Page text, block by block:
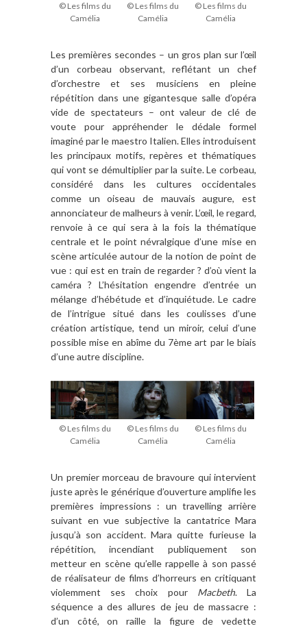
© Les films du
Camélia
© Les films du
Camélia
© Les films du
Camélia
Les premières secondes – un gros plan sur l’œil
d’un corbeau observant, reflétant un chef
d’orchestre et ses musiciens en pleine
répétition dans une gigantesque salle d’opéra
vide de spectateurs – ont valeur de clé de
voute pour appréhender le dédale formel
imaginé par le maestro Italien. Elles introduisent
les principaux motifs, repères et thématiques
qui vont se démultiplier par la suite. Le corbeau,
considéré dans les cultures occidentales
comme un oiseau de mauvais augure, est
annonciateur de malheurs à venir. L’œil, le regard,
renvoie à ce qui sera à la fois la thématique
centrale et le point névralgique d’une mise en
scène articulée autour de la notion de point de
vue : qui est en train de regarder ? d’où vient la
caméra ? L’hésitation engendre d’entrée un
mélange d’hébétude et d’inquiétude. Le cadre
de l’intrigue situé dans les coulisses d’une
création artistique, tend un miroir, celui d’une
possible mise en abîme du 7ème art par le biais
d’une autre discipline.
© Les films du
Camélia
© Les films du
Camélia
© Les films du
Camélia
Un premier morceau de bravoure qui intervient
juste après le générique d’ouverture amplifie les
premières impressions : un travelling arrière
suivant en vue subjective la cantatrice Mara
jusqu’à son accident. Mara quitte furieuse la
répétition, incendiant publiquement son
metteur en scène qu’elle rappelle à son passé
de réalisateur de films d’horreurs en critiquant
violemment ses choix pour Macbeth. La
séquence a des allures de jeu de massacre :
d’un côté, on raille la figure de vedette